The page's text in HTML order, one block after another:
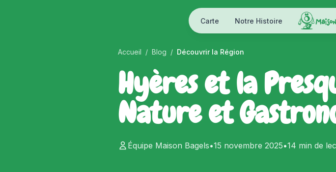
Carte Notre Histoire
Accueil / Blog / Découvrir la Région
Hyères et la
Nature et
Équipe Maison Bagels•15 novembre 2025•14 min de